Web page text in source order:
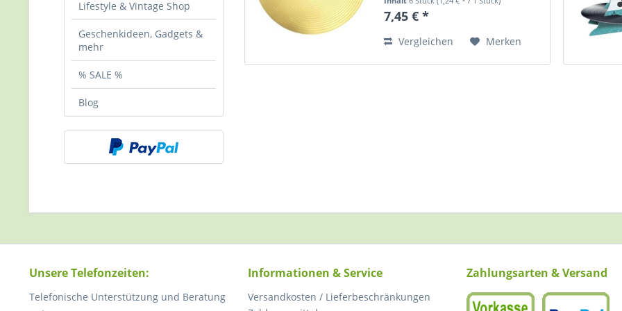
Lifestyle & Vintage Shop
Geschenkideen, Gadgets &
mehr
% SALE %
Blog
"Plattenlabel". Für
Themendekorationen rund um
Gelegenheiten. Tischset Goldene
7,45 € *
Vergleichen Merken
Unsere Telefonzeiten:
Telefonische Unterstützung und Beratung
Informationen & Service
Versandkosten / Lieferbeschränkungen
Zahlungsarten & Versand